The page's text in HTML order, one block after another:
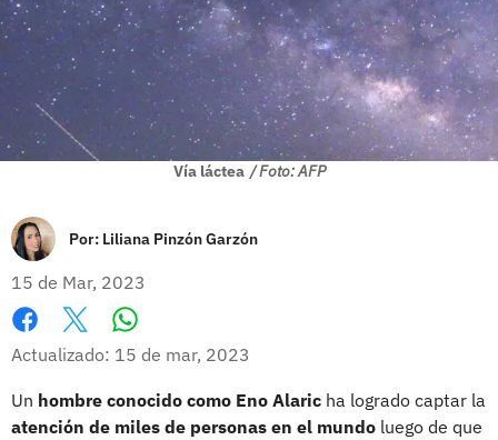
Vía láctea / Foto: AFP
Por: Liliana Pinzón Garzón
15 de Mar, 2023
Facebook
X
Actualizado: 15 de mar, 2023
Un hombre conocido como Eno Alaric ha logrado captar la
atención de miles de personas en el mundo luego de que